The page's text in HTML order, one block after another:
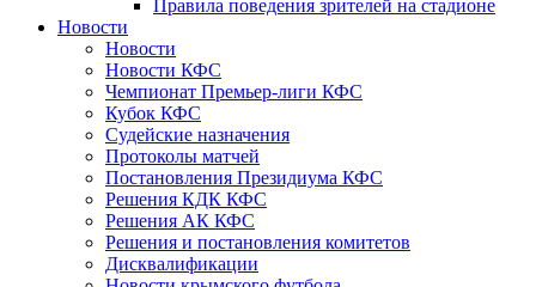
Правила поведения зрителей на стадионе
Новости
Новости
Новости КФС
Чемпионат Премьер-лиги КФС
Кубок КФС
Судейские назначения
Протоколы матчей
Постановления Президиума КФС
Решения КДК КФС
Решения АК КФС
Решения и постановления комитетов
Дисквалификации